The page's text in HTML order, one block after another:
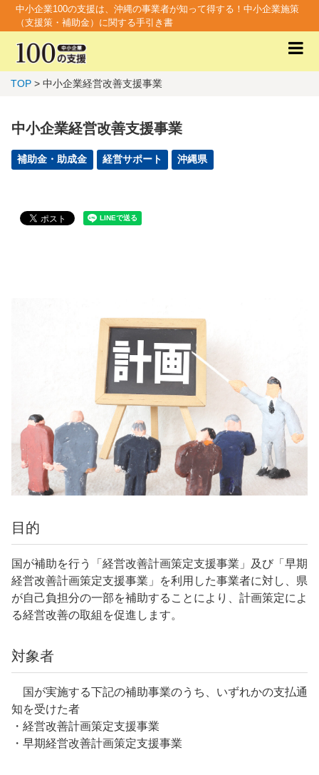
中小企業100の支援は、沖縄の事業者が知って得する！中小企業施策
（支援策・補助金）に関する手引き書
TOP > 中小企業経営改善支援事業
中小企業経営改善支援事業
補助金・助成金 経営サポート 沖縄県
目的
国が補助を行う「経営改善計画策定支援事業」及び「早期
経営改善計画策定支援事業」を利用した事業者に対し、県
が自己負担分の一部を補助することにより、計画策定によ
る経営改善の取組を促進します。
対象者
国が実施する下記の補助事業のうち、いずれかの支払通
知を受けた者
・経営改善計画策定支援事業
・早期経営改善計画策定支援事業